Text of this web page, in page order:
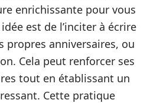
enrichissante pour vous
est de l’inciter à écrire
propres anniversaires, ou
Cela peut renforcer ses
tout en établissant un
Cette pratique